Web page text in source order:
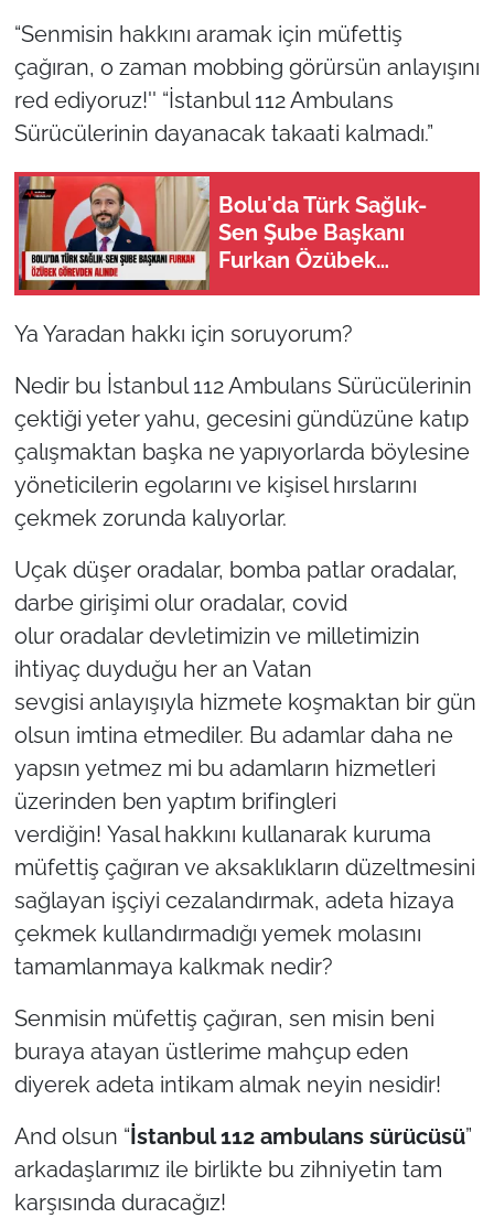
“Senmisin hakkını aramak için müfettiş
çağıran, o zaman mobbing görürsün anlayışını
red ediyoruz!'' “İstanbul 112 Ambulans
Sürücülerinin dayanacak takaati kalmadı.”
Bolu'da Türk Sağlık-
Sen Şube Başkanı
Furkan Özübek
Ya Yaradan hakkı için soruyorum?
Nedir bu İstanbul 112 Ambulans Sürücülerinin
çektiği yeter yahu, gecesini gündüzüne katıp
çalışmaktan başka ne yapıyorlarda böylesine
yöneticilerin egolarını ve kişisel hırslarını
çekmek zorunda kalıyorlar.
Uçak düşer oradalar, bomba patlar oradalar,
darbe girişimi olur oradalar, covid
olur oradalar devletimizin ve milletimizin
ihtiyaç duyduğu her an Vatan
sevgisi anlayışıyla hizmete koşmaktan bir gün
olsun imtina etmediler. Bu adamlar daha ne
yapsın yetmez mi bu adamların hizmetleri
üzerinden ben yaptım brifingleri
verdiğin! Yasal hakkını kullanarak kuruma
müfettiş çağıran ve aksaklıkların düzeltmesini
sağlayan işçiyi cezalandırmak, adeta hizaya
çekmek kullandırmadığı yemek molasını
tamamlanmaya kalkmak nedir?
Senmisin müfettiş çağıran, sen misin beni
buraya atayan üstlerime mahçup eden
diyerek adeta intikam almak neyin nesidir!
And olsun “İstanbul 112 ambulans sürücüsü”
arkadaşlarımız ile birlikte bu zihniyetin tam
karşısında duracağız!